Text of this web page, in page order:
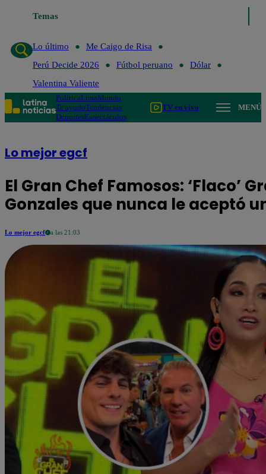
Temas
Lo último
Lo último
Me Caigo de Risa
Perú Decide 2026
Fútbol peruano
Dólar
Valentina Valiente
PolíticaLimaMundo
Te ayudoTendencias
DeportesEspectáculos
TV en vivo MENÚ
Lo mejor egcf
El Gran Chef Famosos: ‘Flaco’
Gonzales que nunca le aceptó
Lo mejor egcf a las 21:03